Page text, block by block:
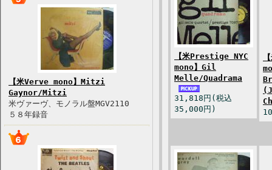
【米Verve mono】Mitzi
Gaynor/Mitzi
米ヴァーヴ、モノラル盤MGV2110
５８年録音
【米Prestige NYC
mono】Gil
Melle/Quadrama
31,818円(税込
35,000円)